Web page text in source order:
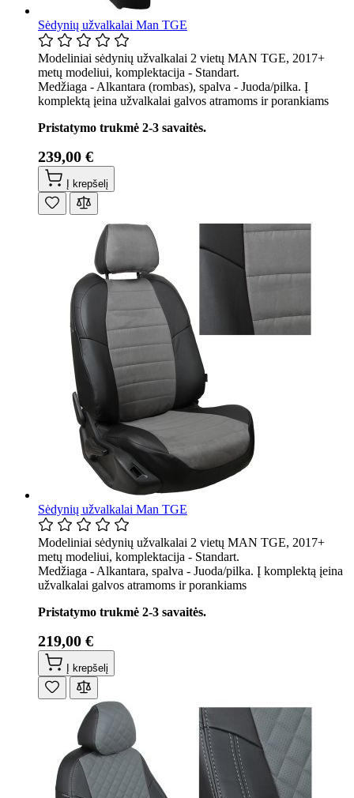
Sėdynių užvalkalai Man TGE
Modeliniai sėdynių užvalkalai 2 vietų MAN TGE, 2017+
metų modeliui, komplektacija - Standart.
Medžiaga - Alkantara (rombas), spalva - Juoda/pilka. Į
komplektą įeina užvalkalai galvos atramoms ir porankiams
Pristatymo trukmė 2-3 savaitės.
239,00 €
Į krepšelį
Sėdynių užvalkalai Man TGE
Modeliniai sėdynių užvalkalai 2 vietų MAN TGE, 2017+
metų modeliui, komplektacija - Standart.
Medžiaga - Alkantara, spalva - Juoda/pilka. Į komplektą įeina
užvalkalai galvos atramoms ir porankiams
Pristatymo trukmė 2-3 savaitės.
219,00 €
Į krepšelį